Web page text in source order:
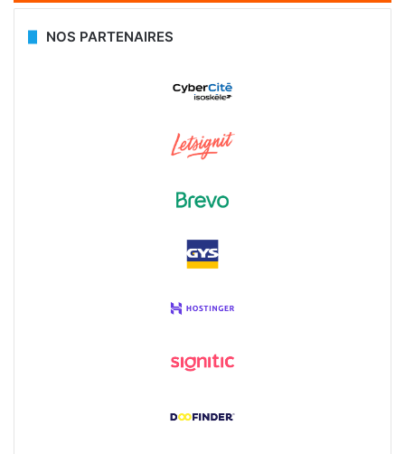
NOS PARTENAIRES